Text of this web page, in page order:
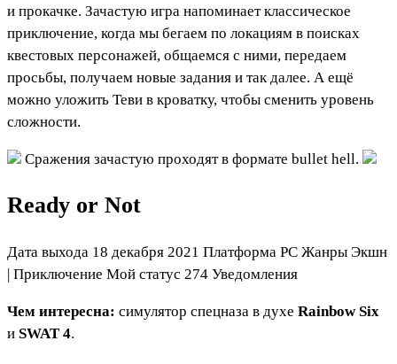
и прокачке. Зачастую игра напоминает классическое
приключение, когда мы бегаем по локациям в поисках
квестовых персонажей, общаемся с ними, передаем
просьбы, получаем новые задания и так далее. А ещё
можно уложить Теви в кроватку, чтобы сменить уровень
сложности.
Сражения зачастую проходят в формате bullet hell.
Ready or Not
Дата выхода 18 декабря 2021 Платформа PC Жанры Экшн
Приключение Мой статус 274 Уведомления
Чем интересна: симулятор спецназа в духе Rainbow Six
и SWAT 4.